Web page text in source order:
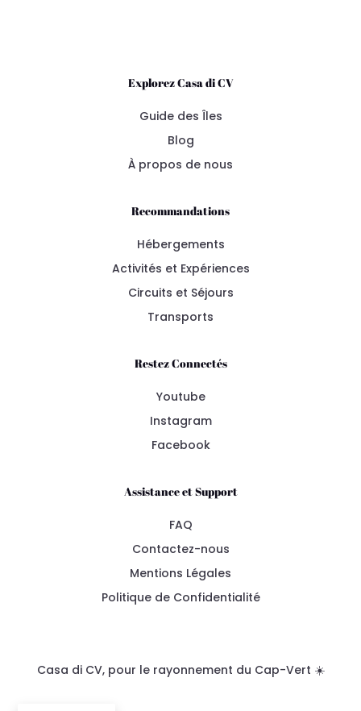
Explorez Casa di CV
Guide des Îles
Blog
À propos de nous
Recommandations
Hébergements
Activités et Expériences
Circuits et Séjours
Transports
Restez Connectés
Youtube
Instagram
Facebook
Assistance et Support
FAQ
Contactez-nous
Mentions Légales
Politique de Confidentialité
Casa di CV, pour le rayonnement du Cap-Vert ☀️